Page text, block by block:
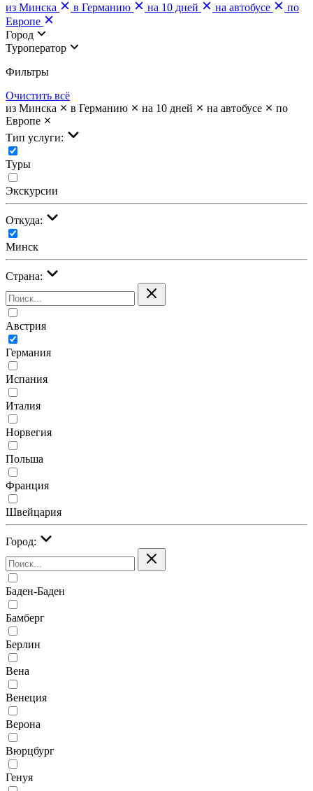
из Минска
в Германию на 10 дней на автобусе
по
Европе
Город
Туроператор
Фильтры
Очистить всё
из Минска
в Германию на 10 дней на автобусе
по
Европе
Тип услуги:
Туры
Экскурсии
Откуда:
Минск
Страна:
Австрия
Германия
Испания
Италия
Норвегия
Польша
Франция
Швейцария
Город:
Баден-Баден
Бамберг
Берлин
Вена
Венеция
Верона
Вюрцбург
Генуя